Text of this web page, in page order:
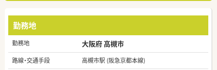
勤務地
勤務地 大阪府 高槻市
路線・交通手段
高槻市駅 (阪急京都本線)